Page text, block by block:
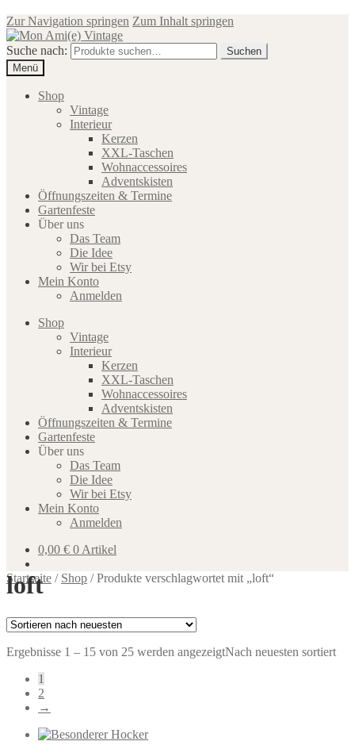
Zur Navigation springen Zum Inhalt springen
Suche nach:
Suchen
Menü
Shop
Vintage
Interieur
Kerzen
XXL-Taschen
Wohnaccessoires
Adventskisten
Öffnungszeiten & Termine
Gartenfeste
Über uns
Das Team
Die Idee
Wir bei Etsy
Mein Konto
Anmelden
Shop
Vintage
Interieur
Kerzen
XXL-Taschen
Wohnaccessoires
Adventskisten
Öffnungszeiten & Termine
Gartenfeste
Über uns
Das Team
Die Idee
Wir bei Etsy
Mein Konto
Anmelden
0,00 € 0 Artikel
Startseite / Shop /Produkte verschlagwortet mit „loft“
loft
Ergebnisse 1 – 15 von 25 werden angezeigtNach neuesten sortiert
1
2
→